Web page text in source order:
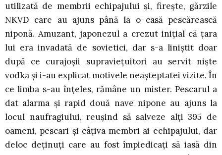
utilizată de membrii echipajului şi, fireşte, gărzile
NKVD care au ajuns până la o casă pescărească
niponă. Amuzant, japonezul a crezut iniţial că ţara
lui era invadată de sovietici, dar s-a liniştit doar
după ce curajoşii supravieţuitori au servit nişte
vodka şi i-au explicat motivele neaşteptatei vizite. În
ce limba s-au înţeles, rămâne un mister. Pescarul a
dat alarma şi rapid două nave nipone au ajuns la
locul naufragiului, reuşind să salveze alţi 395 de
oameni, pescari şi câţiva membri ai echipajului, dar
deloc deţinuţi care au fost împiedicaţi să iasă din